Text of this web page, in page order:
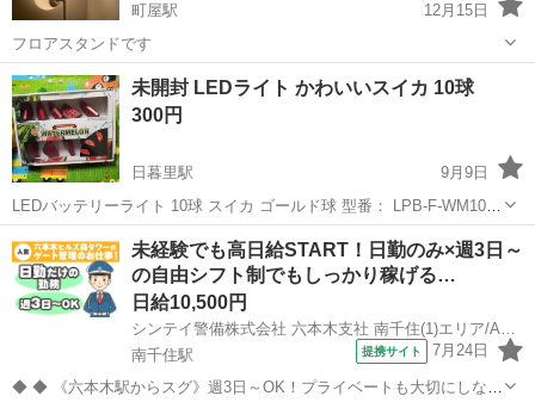
町屋駅
12月15日
フロアスタンドです
東京 荒川区 町屋駅 照明器具 フランフラン
未開封 LEDライト かわいいスイカ 10球
300円
日暮里駅
9月9日
LEDバッテリーライト 10球 スイカ ゴールド球 型番： LPB-F-WM10
新品未開封。 自宅保管ご理解いただける方お願いします。 屋外でも屋
内でも使用可能 6時間タイマー機能付 常時点灯・点滅...
東京 荒川区 日暮里駅 照明器具 スイカ
未経験でも高日給START！日勤のみ×週3日～
の自由シフト制でもしっかり稼げる…
日給10,500円
南千住駅
提携サイト 7月24日
◆ ◆ 《六本木駅からスグ》週3日～OK！プライベートも大切にしなが